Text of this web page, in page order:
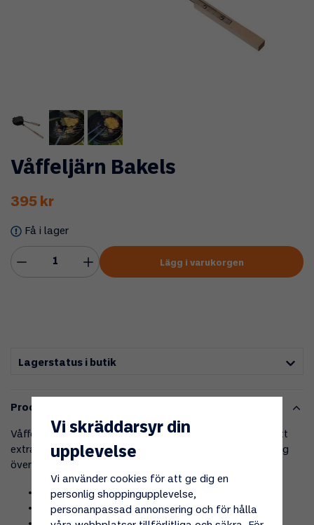
Våffeljärn Bakels
395 kr
Få i lager
Lägg i varukorgen
Lagerstatus i butik
Produktbeskrivning
Våffeljärn Bakels i gjutjärn håller värmen länge och har ett
extra långt stål- och trähandtag - perfekt för användning
över bålpanna eller öppen eld.
Solid gjutjärn som håller värmen länge
Kan delas för lättare hantering över elden
Extra långt handtag
Vi skräddarsyr din
upplevelse
Vi använder cookies för att ge dig en
personlig shoppingupplevelse,
personanpassad annonsering och för hålla